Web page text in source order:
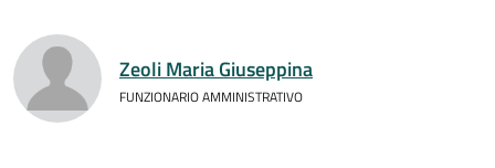
Zeoli Maria Giuseppina
FUNZIONARIO AMMINISTRATIVO